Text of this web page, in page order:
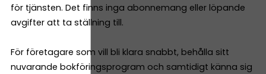
för tjänsten. Det finns inga abonnemang eller löpande
avgifter att ta ställning till.
För företagare som vill bli klara snabbt, behålla sitt
nuvarande bokföringsprogram och samtidigt känna sig